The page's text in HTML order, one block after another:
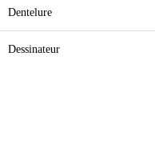
Dentelure
Dessinateur